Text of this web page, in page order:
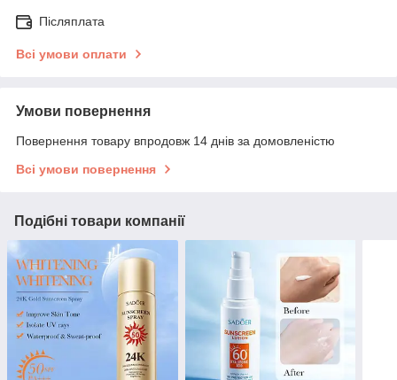
Післяплата
Всі умови оплати
Умови повернення
Повернення товару впродовж 14 днів за домовленістю
Всі умови повернення
Подібні товари компанії